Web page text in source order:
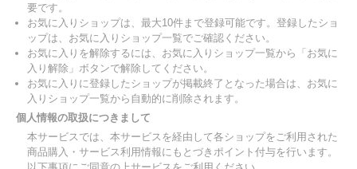
要です。
お気に入りショップは、最大10件まで登録可能です。登録したショ
ップは、お気に入りショップ一覧でご確認ください。
お気に入りを解除するには、お気に入りショップ一覧から「お気に
入り解除」ボタンで解除してください。
お気に入りに登録したショップが掲載終了となった場合は、お気に
入りショップ一覧から自動的に削除されます。
個人情報の取扱につきまして
本サービスでは、本サービスを経由して各ショップをご利用された
商品購入・サービス利用情報にもとづきポイント付与を行います。